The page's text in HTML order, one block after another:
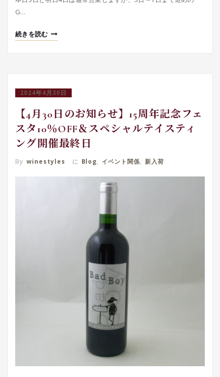
G…
続きを読む
2024年4月30日
【4月30日のお知らせ】15周年記念フェ
スタ10％OFF＆スペシャルテイスティ
ング開催最終日
By winestyles に Blog, イベント関係, 新入荷